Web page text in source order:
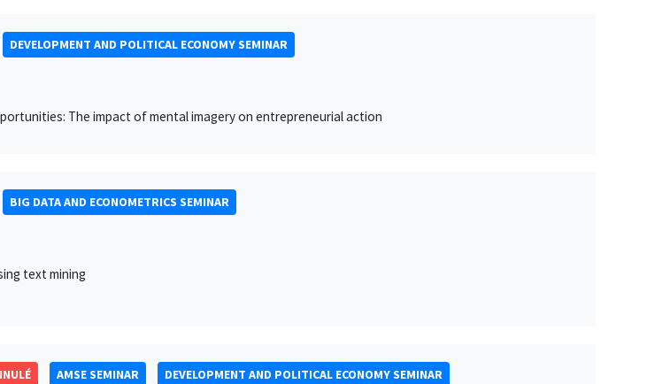
DEVELOPMENT AND POLITICAL ECONOMY SEMINAR
The impact of mental imagery on entrepreneurial action
BIG DATA AND ECONOMETRICS SEMINAR
text mining
AMSE SEMINAR DEVELOPMENT AND POLITICAL ECONOMY SEMINAR